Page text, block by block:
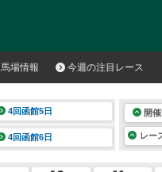
馬場情報 今週の注目レース
4回函館5日
4回函館6日
開
レー